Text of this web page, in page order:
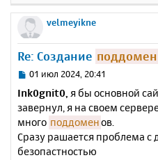
е
н
и
velmeyikne
Re: Создание поддомен
С
о
б
щ
е
н
01 июл 2024, 20:41
Ink0gnit0, я бы основной
завернул, я на своем
много поддоменов.
Сразу рашается проблема с
безопастностью